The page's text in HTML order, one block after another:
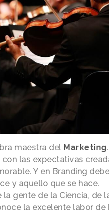
maestra del Marketing
las expectativas
Y en Branding
y aquello que se hace.
la gente de la Ciencia, de
la excelente labor